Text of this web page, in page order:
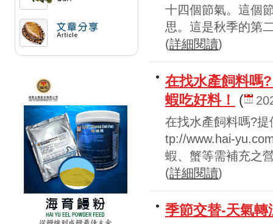
十四個節氣。這個
思。這是秋季的第
(詳細閱讀)
在找水產飼料嗎
蝦吃好料！
(
在找水產飼料嗎?
tp://www.hai-
蝦、蟹等需補充之
(詳細閱讀)
季節交替-天氣
相關問答